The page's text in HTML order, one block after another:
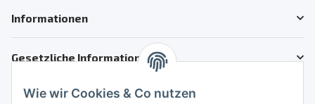
Informationen
Gesetzliche Informationen
Kundenservice
Wie wir Cookies & Co nutzen